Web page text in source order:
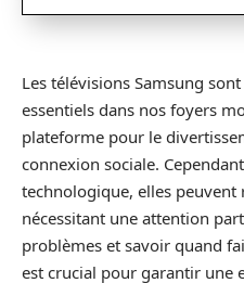
Les télévisions Samsung
essentiels dans nos foyers
plateforme pour le
connexion sociale.
technologique, elles
nécessitant une attention
problèmes et savoir quand
est crucial pour garantir une